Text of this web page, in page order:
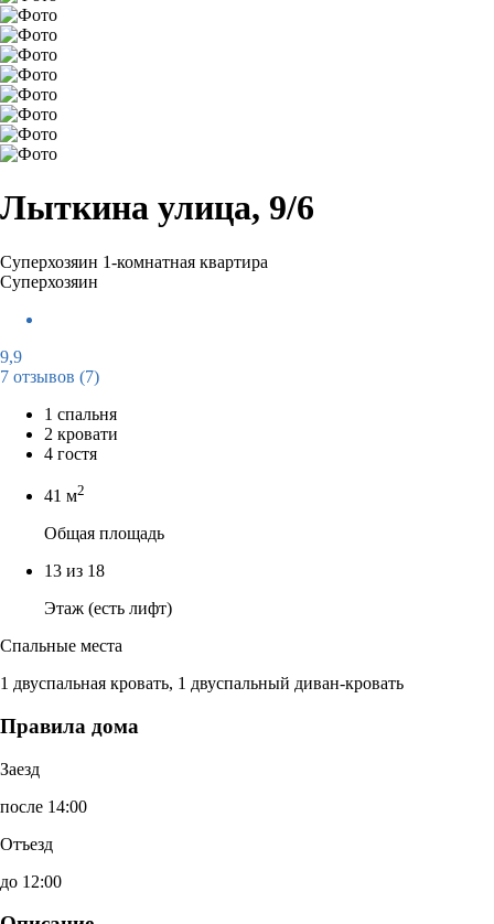
Лыткина улица, 9/6
Суперхозяин 1-комнатная квартира
Суперхозяин
9,9
7 отзывов (7)
1 спальня
2 кровати
4 гостя
41 м2
Общая площадь
13 из 18
Этаж (есть лифт)
Спальные места
1 двуспальная кровать, 1 двуспальный диван-кровать
Правила дома
Заезд
после 14:00
Отъезд
до 12:00